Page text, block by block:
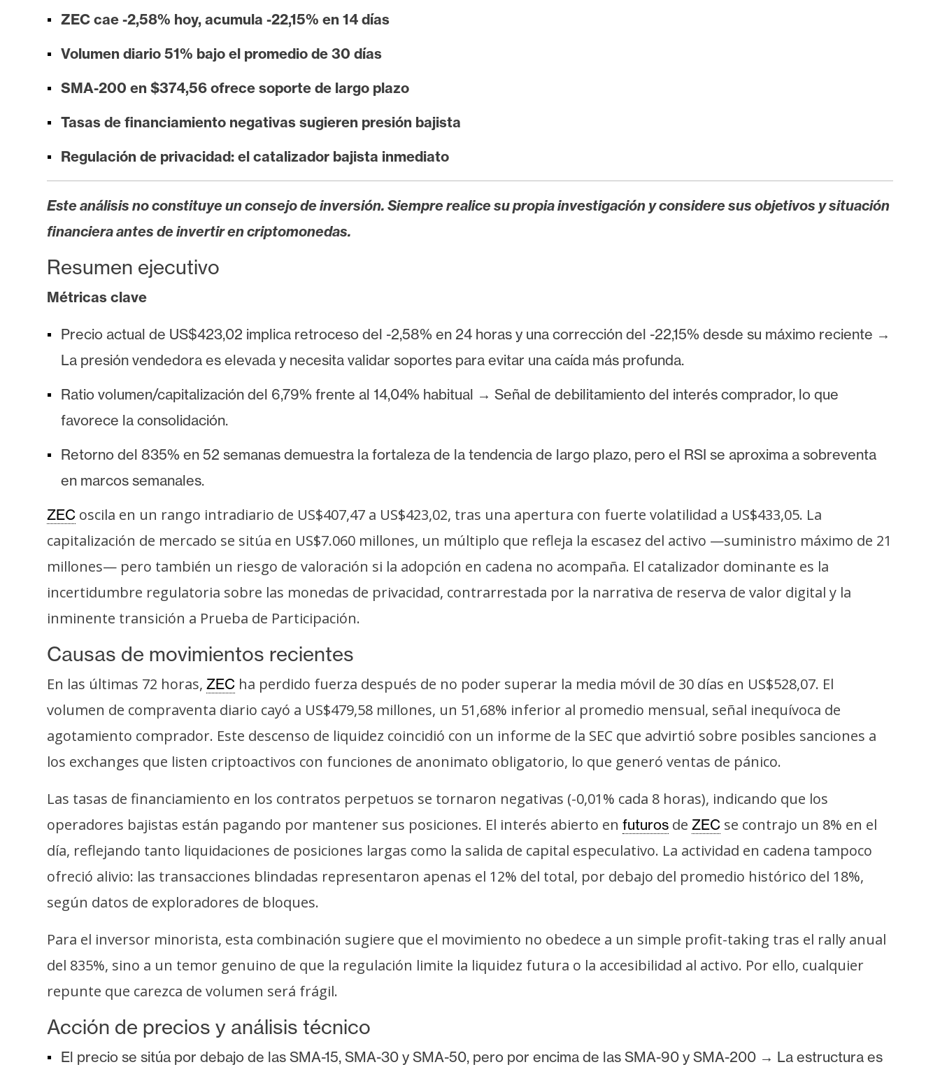
s
t
d
e
r
n
a
T
m
R
e
u
r
o
s
o
n
c
o
y
P
u
b
i
c
d
a
d
ZEC cae -2,58% hoy, acumula -22,15% en 14 días
Volumen diario 51% bajo el promedio de 30 días
SMA-200 en $374,56 ofrece soporte de largo plazo
Tasas de financiamiento negativas sugieren presión bajista
Regulación de privacidad: el catalizador bajista inmediato
Este análisis no constituye un consejo de inversión. Siempre realice su propia investigación y considere sus objetivos y situación
financiera antes de invertir en criptomonedas.
Resumen ejecutivo
Métricas clave
Precio actual de US$423,02 implica retroceso del -2,58% en 24 horas y una corrección del -22,15% desde su máximo reciente →
La presión vendedora es elevada y necesita validar soportes para evitar una caída más profunda.
Ratio volumen/capitalización del 6,79% frente al 14,04% habitual → Señal de debilitamiento del interés comprador, lo que
favorece la consolidación.
Retorno del 835% en 52 semanas demuestra la fortaleza de la tendencia de largo plazo, pero el RSI se aproxima a sobreventa
en marcos semanales.
ZEC oscila en un rango intradiario de US$407,47 a US$423,02, tras una apertura con fuerte volatilidad a US$433,05. La
capitalización de mercado se sitúa en US$7.060 millones, un múltiplo que refleja la escasez del activo —suministro máximo de 21
millones— pero también un riesgo de valoración si la adopción en cadena no acompaña. El catalizador dominante es la
incertidumbre regulatoria sobre las monedas de privacidad, contrarrestada por la narrativa de reserva de valor digital y la
inminente transición a Prueba de Participación.
Causas de movimientos recientes
En las últimas 72 horas, ZEC ha perdido fuerza después de no poder superar la media móvil de 30 días en US$528,07. El
volumen de compraventa diario cayó a US$479,58 millones, un 51,68% inferior al promedio mensual, señal inequívoca de
agotamiento comprador. Este descenso de liquidez coincidió con un informe de la SEC que advirtió sobre posibles sanciones a
los exchanges que listen criptoactivos con funciones de anonimato obligatorio, lo que generó ventas de pánico.
Las tasas de financiamiento en los contratos perpetuos se tornaron negativas (-0,01% cada 8 horas), indicando que los
operadores bajistas están pagando por mantener sus posiciones. El interés abierto en futuros de ZEC se contrajo un 8% en el
día, reflejando tanto liquidaciones de posiciones largas como la salida de capital especulativo. La actividad en cadena tampoco
ofreció alivio: las transacciones blindadas representaron apenas el 12% del total, por debajo del promedio histórico del 18%,
según datos de exploradores de bloques.
Para el inversor minorista, esta combinación sugiere que el movimiento no obedece a un simple profit-taking tras el rally anual
del 835%, sino a un temor genuino de que la regulación limite la liquidez futura o la accesibilidad al activo. Por ello, cualquier
repunte que carezca de volumen será frágil.
Acción de precios y análisis técnico
El precio se sitúa por debajo de las SMA-15, SMA-30 y SMA-50, pero por encima de las SMA-90 y SMA-200 → La estructura es